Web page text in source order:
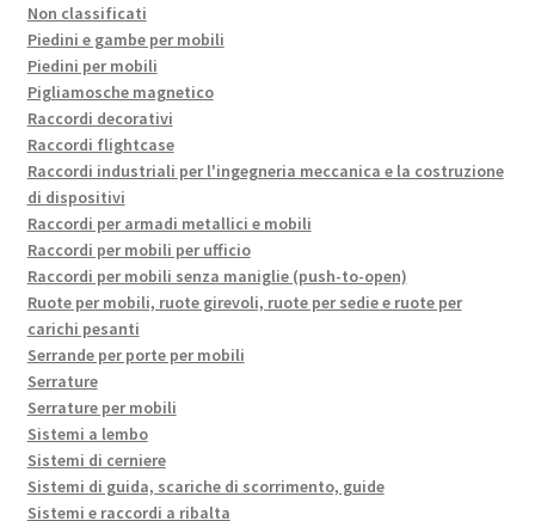
Non classificati
Piedini e gambe per mobili
Piedini per mobili
Pigliamosche magnetico
Raccordi decorativi
Raccordi flightcase
Raccordi industriali per l'ingegneria meccanica e la costruzione
di dispositivi
Raccordi per armadi metallici e mobili
Raccordi per mobili per ufficio
Raccordi per mobili senza maniglie (push-to-open)
Ruote per mobili, ruote girevoli, ruote per sedie e ruote per
carichi pesanti
Serrande per porte per mobili
Serrature
Serrature per mobili
Sistemi a lembo
Sistemi di cerniere
Sistemi di guida, scariche di scorrimento, guide
Sistemi e raccordi a ribalta